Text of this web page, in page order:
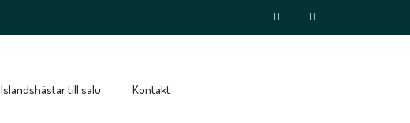
Islandshästar till salu Kontakt